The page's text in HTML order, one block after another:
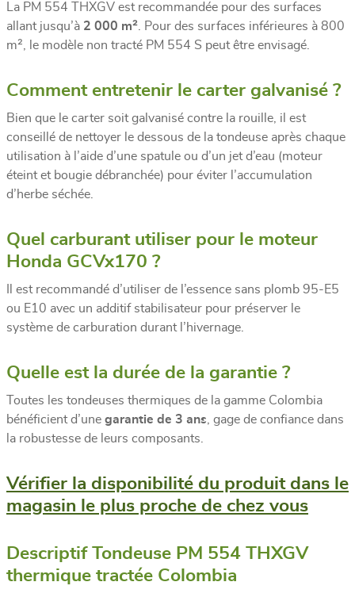
La PM 554 THXGV est recommandée pour des surfaces
allant jusqu’à 2 000 m² . Pour des surfaces inférieures à 800
m², le modèle non tracté PM 554 S peut être envisagé.
Comment entretenir le carter galvanisé ?
Bien que le carter soit galvanisé contre la rouille, il est
conseillé de nettoyer le dessous de la tondeuse après chaque
utilisation à l’aide d’une spatule ou d’un jet d’eau (moteur
éteint et bougie débranchée) pour éviter l’accumulation
d’herbe séchée.
Quel carburant utiliser pour le moteur
Honda GCVx170 ?
Il est recommandé d’utiliser de l’essence sans plomb 95-E5
ou E10 avec un additif stabilisateur pour préserver le
système de carburation durant l’hivernage.
Quelle est la durée de la garantie ?
Toutes les tondeuses thermiques de la gamme Colombia
bénéficient d’une garantie de 3 ans , gage de confiance dans
la robustesse de leurs composants.
Vérifier la disponibilité du produit dans le
magasin le plus proche de chez vous
Descriptif Tondeuse PM 554 THXGV
thermique tractée Colombia